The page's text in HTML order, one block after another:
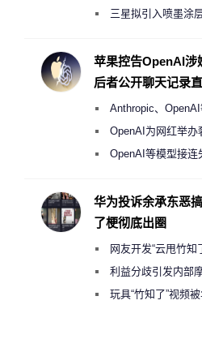
偷偷共享带宽的违规行
三星拟引入喷墨涂
度
苹果控告OpenAI涉
后者公开聊天记录
Anthropic、
《人工智能法案》全
OpenAI为网红举办
2000美元一晚 遭讽“反
OpenAI等模型接连
华为投诉余承东恶
了梗彻底出圈
网友开发“云甩竹知
绕梁”利益分歧引发内部
曾将华为驻场工程师
玩具“竹知了”视频